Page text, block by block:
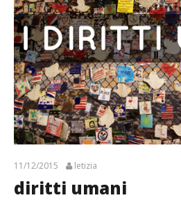
11/12/2015 letizia
diritti umani